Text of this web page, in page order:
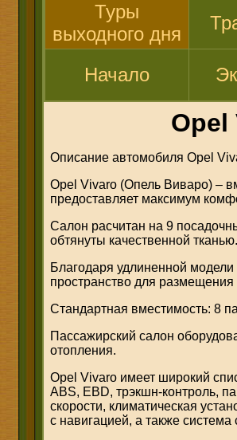
Туры
выходного дня
Начало
Opel
Описание автомобиля Opel
Opel Vivaro (Опель Виваро) –
предоставляет максимум
Салон расчитан на 9
обтянуты качественной тканью.
Благодаря удлиненной модели
пространство для размещения
Стандартная вместимость: 8
Пассажирский салон
отопления.
Opel Vivaro имеет широкий
ABS, EBD, трэкшн-контроль,
скорости, климатическая
с навигацией, а также система